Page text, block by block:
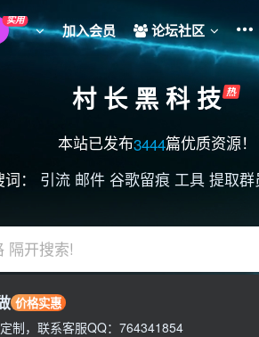
实用
加入会员 论坛社区
村 长 黑 科 技
本站已发布3444篇优质资源！
： 引流 邮件 谷歌留痕 工具 提取群
隔开搜索!
价格实惠
制，联系客服QQ：764341854